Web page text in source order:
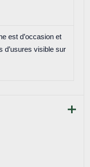
est d’occasion et
d’usures visible sur